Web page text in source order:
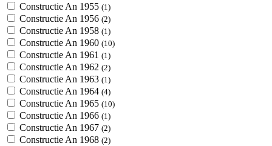
Constructie An 1955 (1)
Constructie An 1956 (2)
Constructie An 1958 (1)
Constructie An 1960 (10)
Constructie An 1961 (1)
Constructie An 1962 (2)
Constructie An 1963 (1)
Constructie An 1964 (4)
Constructie An 1965 (10)
Constructie An 1966 (1)
Constructie An 1967 (2)
Constructie An 1968 (2)